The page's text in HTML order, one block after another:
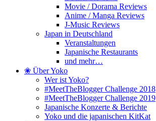
Movie / Dorama Reviews
Anime / Manga Reviews
J-Music Reviews
Japan in Deutschland
Veranstaltungen
Japanische Restaurants
und mehr…
❀ Über Yoko
Wer ist Yoko?
#MeetTheBlogger Challenge 2018
#MeetTheBlogger Challenge 2019
Japanische Konzerte & Berichte
Yoko und die japanischen KitKat